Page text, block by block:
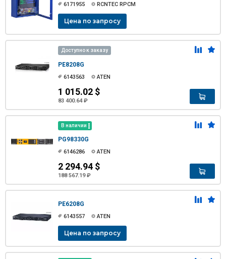
6171955 RCNTEC RPCM
Цена по запросу
Доступно к заказу
PE8208G
6143563 ATEN
1 015.02 $
83 400.64 ₽
В наличии
PG98330G
6146286 ATEN
2 294.94 $
188 567.19 ₽
PE6208G
6143557 ATEN
Цена по запросу